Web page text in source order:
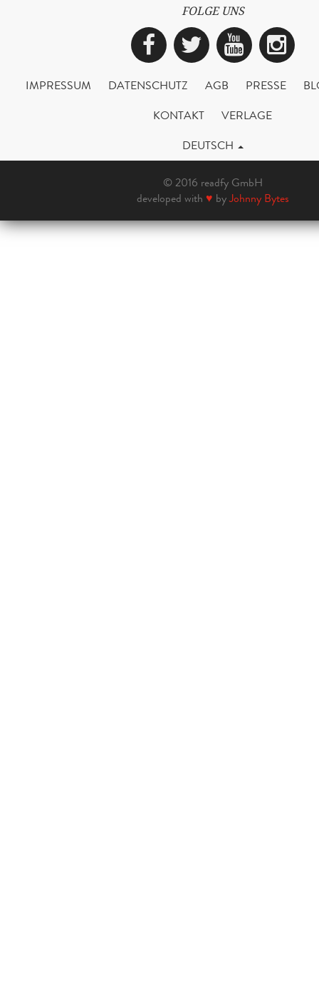
FOLGE UNS
Facebook
Twitter
IMPRESSUM DATENSCHUTZ AGB PRESSE
KONTAKT
VERLAGE
DEUTSCH
© 2016 readfy GmbH
developed with ♥ byJohnny Bytes